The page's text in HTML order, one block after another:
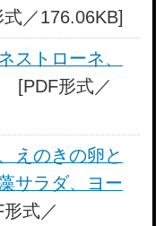
式／176.06KB]
ストローネ、
[PDF形式／
えのきの卵と
サラダ、ヨー
形式／